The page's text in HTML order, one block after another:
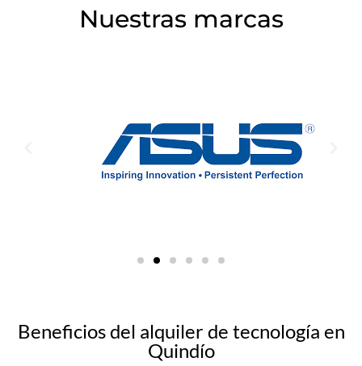
Nuestras marcas
Beneficios del alquiler de tecnología en
Quindío